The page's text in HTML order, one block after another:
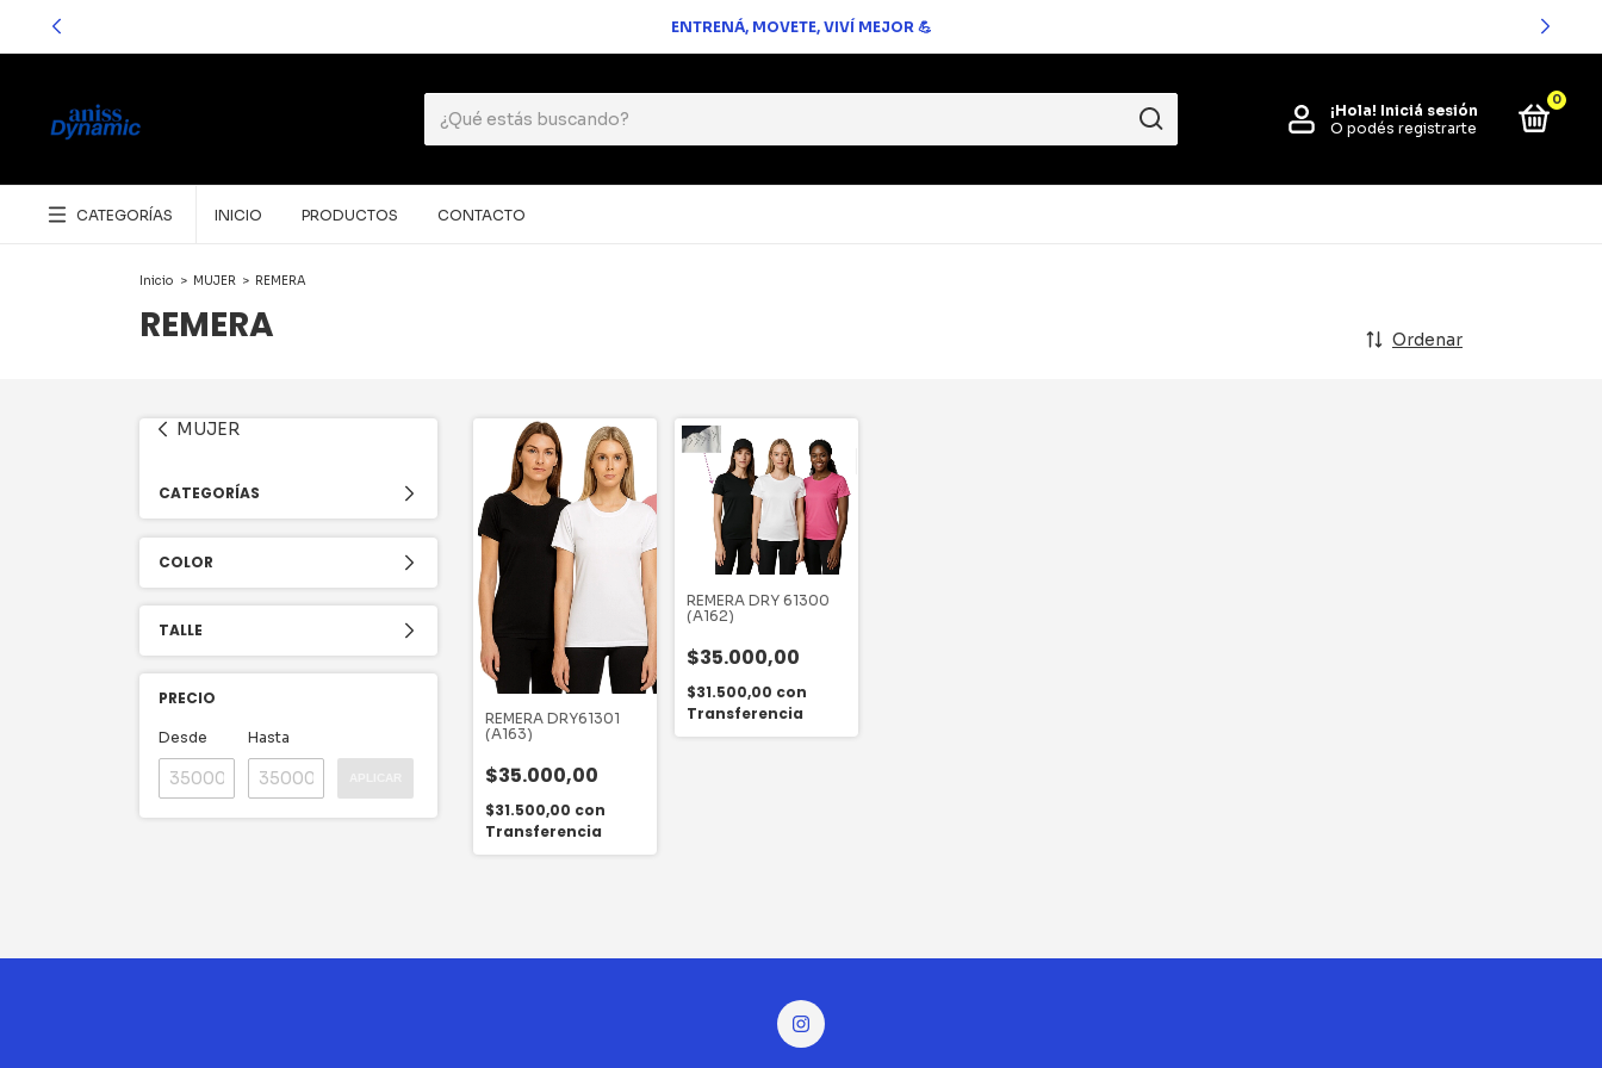
ENTRENÁ, MOVETE, VIVÍ MEJOR 💪
¡Hola! Iniciá sesión
O podés registrarte
0
CATEGORÍAS INICIO PRODUCTOS CONTACTO
Inicio > MUJER > REMERA
REMERA Ordenar
MUJER
CATEGORÍAS
COLOR
TALLE
PRECIO
Desde Hasta
REMERA DRY61301
(A163)
$35.000,00
$31.500,00 con
Transferencia
REMERA DRY 61300
(A162)
$35.000,00
$31.500,00 con
Transferencia